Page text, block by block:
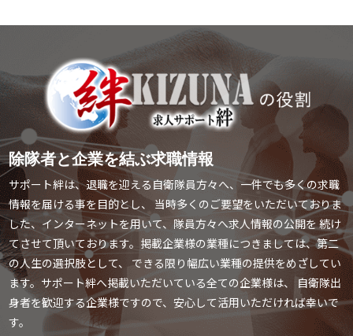
除隊者と企業を結ぶ求職情報
サポート絆は、退職を迎える自衛隊員方々へ、一件でも多くの求職
情報を届ける事を目的とし、
当時多くのご要望をいただいておりま
した、インターネットを用いて、隊員方々へ求人情報の公開を続け
てさせて頂いております。掲載企業様の業種につきましては、第二
の人生の選択肢として、
できる限り幅広い業種の提供をめざしてい
ます。サポート絆へ掲載いただいている全ての企業様は、
自衛隊出
身者を歓迎する企業様ですので、安心して活用いただければ幸いで
す。